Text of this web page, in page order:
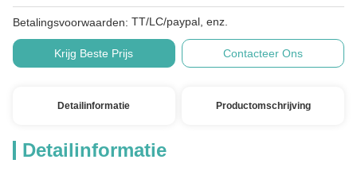
Betalingsvoorwaarden: TT/LC/paypal, enz.
Krijg Beste Prijs Contacteer Ons
Detailinformatie Productomschrijving
Detailinformatie